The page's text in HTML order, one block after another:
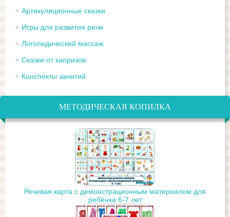
Артикуляционные сказки
Игры для развития речи
Логопедический массаж
Сказки от капризов
Конспекты занятий
МЕТОДИЧЕСКАЯ КОПИЛКА
Речевая карта с демонстрационным материалом для
ребёнка 6-7 лет